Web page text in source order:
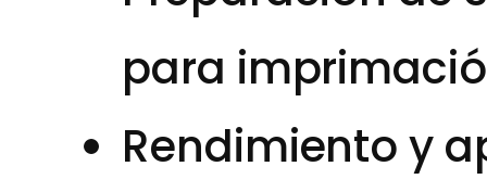
para
Rendimiento y